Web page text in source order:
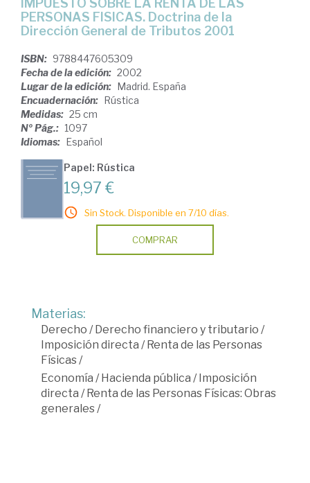
PERSONAS FISICAS. Doctrina de la
Dirección General de Tributos 2001
ISBN: 9788447605309
Fecha de la edición: 2002
Lugar de la edición: Madrid. España
Encuadernación: Rústica
Medidas: 25 cm
Nº Pág.: 1097
Idiomas: Español
Papel: Rústica
19,97 €
Sin Stock. Disponible en 7/10 días.
COMPRAR
Materias:
Derecho /Derecho financiero y tributario /
Imposición directa /Renta de las Personas
Físicas/
Economía /Hacienda pública /Imposición
directa /Renta de las Personas Físicas: Obras
generales/